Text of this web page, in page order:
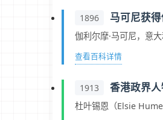
1896 马可尼获
伽利尔摩·马可尼，意
查看百科详情
1913 香港政界
杜叶锡恩（Elsie